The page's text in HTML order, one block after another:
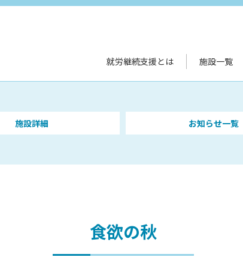
就労継続支援とは 施設一覧
施設詳細 お知らせ一覧
食欲の秋